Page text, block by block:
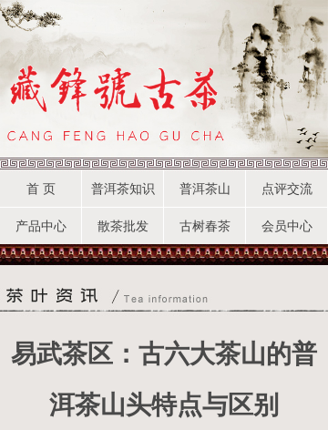
首 页 普洱茶知识 普洱茶山 点评交流
产品中心 散茶批发 古树春茶 会员中心
易武茶区：古六大茶山的普
洱茶山头特点与区别